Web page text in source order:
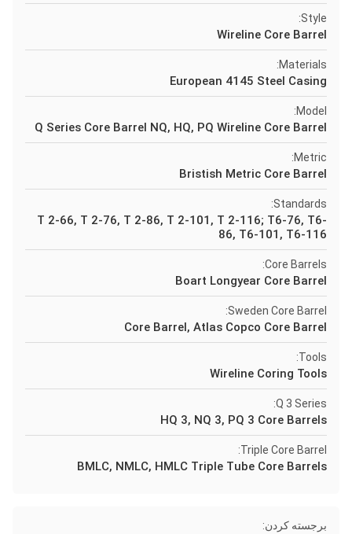
Style:
Wireline Core Barrel
Materials:
European 4145 Steel Casing
Model:
Q Series Core Barrel NQ, HQ, PQ Wireline Core Barrel
Metric:
Bristish Metric Core Barrel
Standards:
T 2-66, T 2-76, T 2-86, T 2-101, T 2-116; T6-76, T6-
86, T6-101, T6-116
Core Barrels:
Boart Longyear Core Barrel
Sweden Core Barrel:
Core Barrel, Atlas Copco Core Barrel
Tools:
Wireline Coring Tools
Q 3 Series:
HQ 3, NQ 3, PQ 3 Core Barrels
Triple Core Barrel:
BMLC, NMLC, HMLC Triple Tube Core Barrels
برجسته کردن: